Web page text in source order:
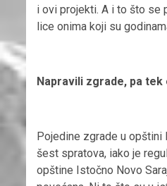
i ovi projekti. A i to što se
lice onima koji su
Napravili zgrade, pa
Pojedine zgrade u opštini
šest spratova, iako je
opštine Istočno Novo